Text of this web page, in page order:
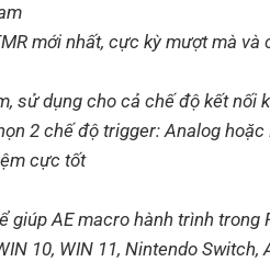
mới nhất, cực kỳ mượt mà
sử dụng cho cả chế độ kết nối
2 chế độ trigger: Analog
cực tốt
giúp AE macro hành trình trong
10, WIN 11, Nintendo Switch,